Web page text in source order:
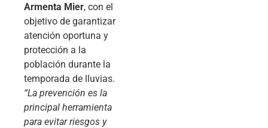
Armenta Mier, con el
objetivo de garantizar
atención oportuna y
protección a la
población durante la
temporada de lluvias.
“La prevención es la
principal herramienta
para evitar riesgos y